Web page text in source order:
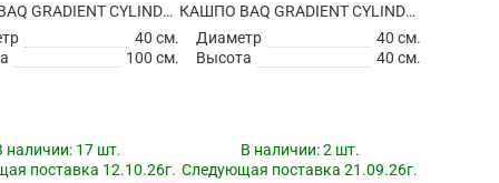
КАШПО BAQ GRADIENT CYLINDER MATT FOREST GREEN (С ТЕХНИЧЕСКИМ ГОРШКОМ)
40 см.
100 см.
наличии: 17 шт.
поставка 12.10.26г.
КАШПО BAQ GRADIENT CYLINDER MATT HONEY (С ТЕХНИЧЕСКИМ ГОРШКОМ)
Диаметр
40 см.
Высота
40 см.
В наличии:2 шт.
Следующая поставка 21.09.26г.